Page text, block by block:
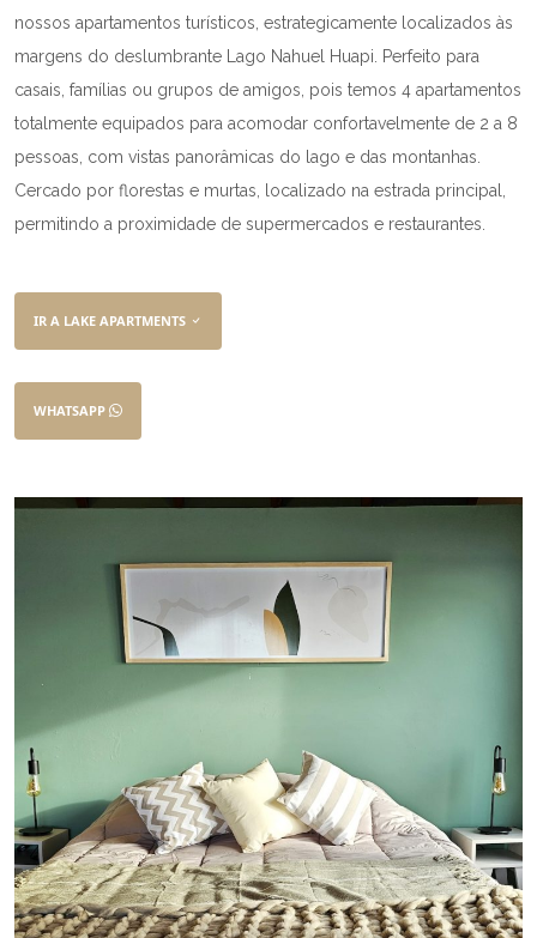
nossos apartamentos turísticos, estrategicamente localizados às
margens do deslumbrante Lago Nahuel Huapi. Perfeito para
casais, famílias ou grupos de amigos, pois temos 4 apartamentos
totalmente equipados para acomodar confortavelmente de 2 a 8
pessoas, com vistas panorâmicas do lago e das montanhas.
Cercado por florestas e murtas, localizado na estrada principal,
permitindo a proximidade de supermercados e restaurantes.
IR A LAKE APARTMENTS
WHATSAPP